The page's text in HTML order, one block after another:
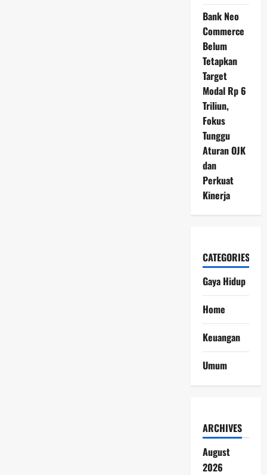
Bank Neo
Commerce
Belum
Tetapkan
Target
Modal Rp 6
Triliun,
Fokus
Tunggu
Aturan OJK
dan
Perkuat
Kinerja
CATEGORIES
Gaya Hidup
Home
Keuangan
Umum
ARCHIVES
August
2026